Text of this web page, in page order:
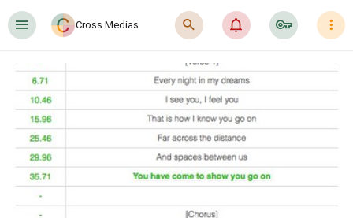
󰍜 Cross Medias 󰍉 󰂜 󰷖 󰇙